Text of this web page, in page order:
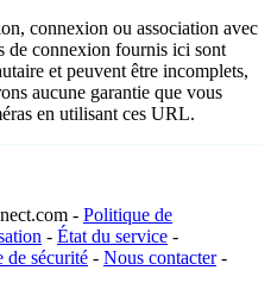
connexion ou association avec
de connexion fournis ici sont
et peuvent être incomplets,
aucune garantie que vous
en utilisant ces URL.
- Politique de
- État du service -
de sécurité - Nous contacter-